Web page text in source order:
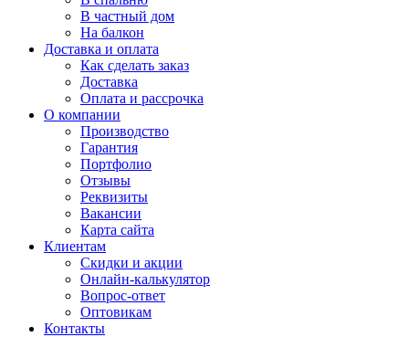
В частный дом
На балкон
Доставка и оплата
Как сделать заказ
Доставка
Оплата и рассрочка
О компании
Производство
Гарантия
Портфолио
Отзывы
Реквизиты
Вакансии
Карта сайта
Клиентам
Скидки и акции
Онлайн-калькулятор
Вопрос-ответ
Оптовикам
Контакты